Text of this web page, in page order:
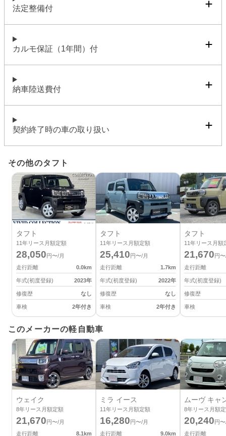
法定整備付
カルモ保証（1年間）付
納車陸送費付
契約終了時の車の取り扱い
その他のタフト
タフト
11年リース月額定額
28,050円〜/月
走行距離
0.0km
年式(初度登録) 2023年
修復歴 なし
車検 2年付き
タフト
11年リース月額定額
25,410円〜/月
走行距離
1.7km
年式(初度登録) 2022年
修復歴 なし
車検 2年付き
タフト
11年リース月額
21,670円
走行距離
年式(初度登録)
修復歴
車検
このメーカーの軽自動車
ウェイク
8年リース月額定額
21,670円〜/月
走行距離
8.1km
ミラ イース
11年リース月額定額
16,280円〜/月
走行距離
9.0km
ムーヴ キャ
8年リース月額
20,240円
走行距離